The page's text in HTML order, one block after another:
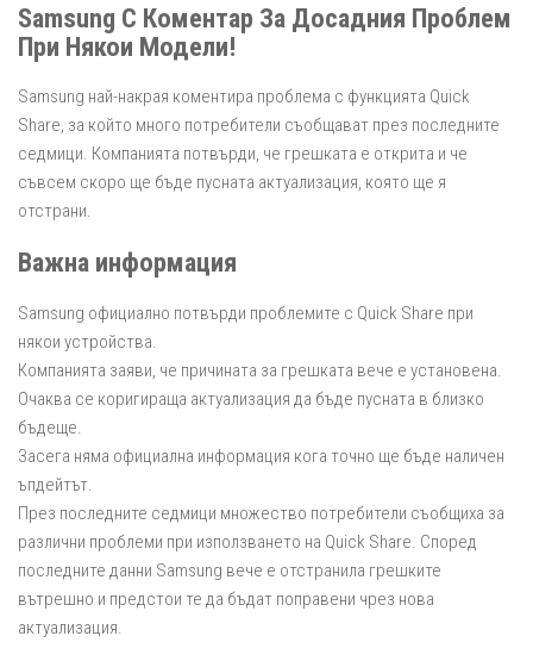
Samsung С Коментар За Досадния Проблем
При Някои Модели!
Samsung най-накрая коментира проблема с функцията Quick
Share, за който много потребители съобщават през последните
седмици. Компанията потвърди, че грешката е открита и че
съвсем скоро ще бъде пусната актуализация, която ще я
отстрани.
Важна информация
Samsung официално потвърди проблемите с Quick Share при
някои устройства.
Компанията заяви, че причината за грешката вече е установена.
Очаква се коригираща актуализация да бъде пусната в близко
бъдеще.
Засега няма официална информация кога точно ще бъде наличен
ъпдейтът.
През последните седмици множество потребители съобщиха за
различни проблеми при използването на Quick Share. Според
последните данни Samsung вече е отстранила грешките
вътрешно и предстои те да бъдат поправени чрез нова
актуализация.